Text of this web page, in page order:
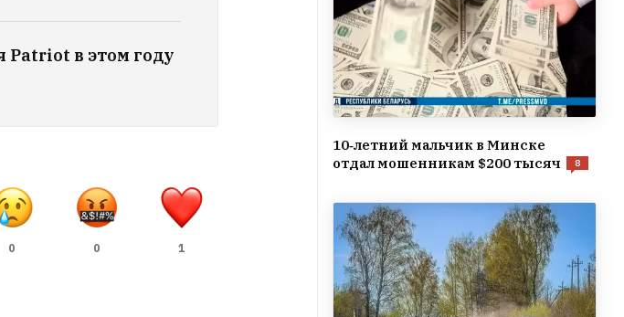
Patriot в этом году
0 0 1
10‑летний мальчик в Минске
отдал мошенникам $200 тысяч
8